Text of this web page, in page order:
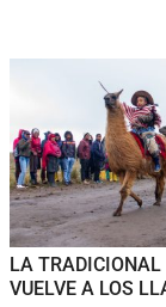
LA
VUELVE A LOS